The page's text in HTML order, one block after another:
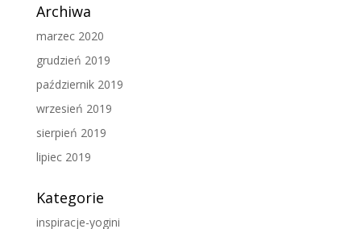
Archiwa
marzec 2020
grudzień 2019
październik 2019
wrzesień 2019
sierpień 2019
lipiec 2019
Kategorie
inspiracje-yogini